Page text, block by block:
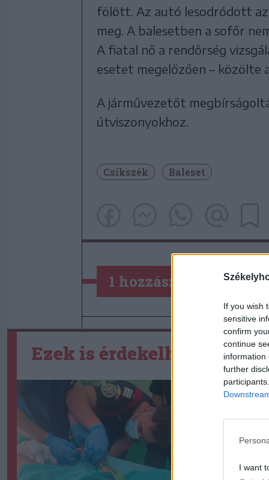
If you wish
sensitive
confirm
continue
information
further
I want
fölött. Az autó lesodródott
meg. A balesetben a sofőr
A fiatal nő a rendőrség
esetet megelőzően – közölte
A járművezetőt
útviszonyokhoz.
Csíkszék Baleset
1 hozzászólás
Ezek is érdekelhetik